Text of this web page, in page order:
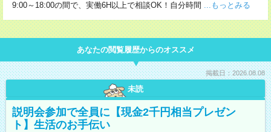
9:00～18:00の間で、実働6H以上で相談OK！自分時間 ...もっとみる
あなたの閲覧履歴からのオススメ
掲載日：2026.08.08
未読
説明会参加で全員に【現金2千円相当プレゼン
ト】生活のお手伝い